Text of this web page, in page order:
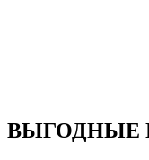
ВЫГОДНЫЕ